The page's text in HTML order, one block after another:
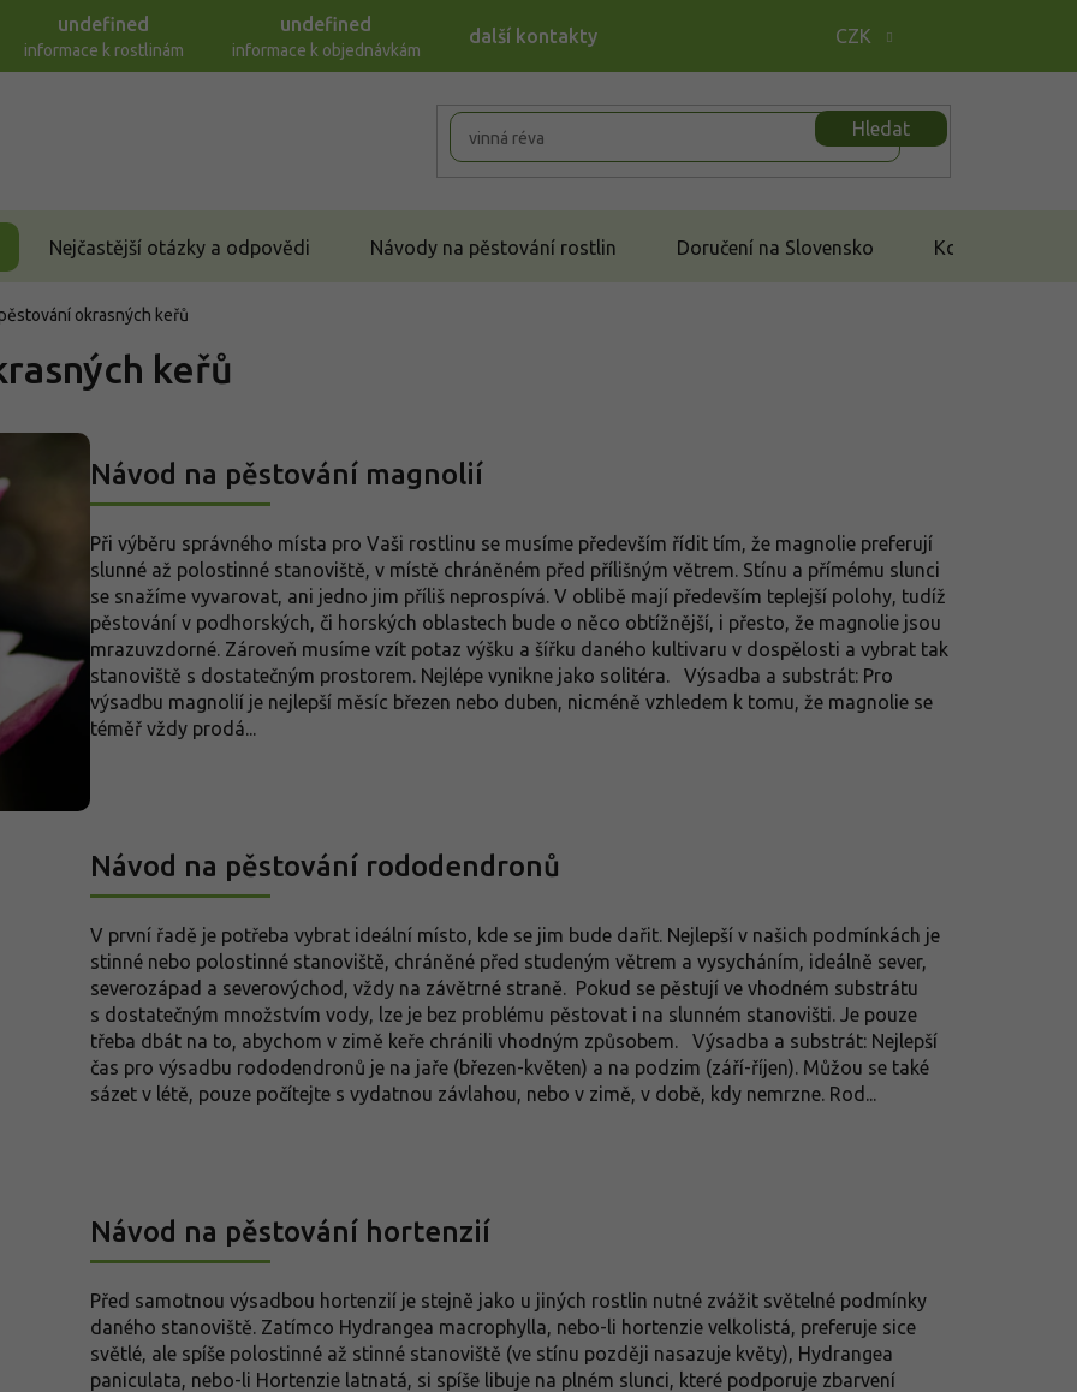
CZK
undefined
informace k rostlinám
undefined
informace k objednávkám
další kontakty
Hledat
Nejčastější otázky a odpovědi Návody na pěstování rostlin Doručení na Slovensko Kontakt
okrasných keřů
keřů
Návod na pěstování magnolií
Při výběru správného místa pro Vaši rostlinu se musíme především řídit tím, že magnolie preferují
slunné až polostinné stanoviště, v místě chráněném před přílišným větrem. Stínu a přímému slunci
se snažíme vyvarovat, ani jedno jim příliš neprospívá. V oblibě mají především teplejší polohy, tudíž
pěstování v podhorských, či horských oblastech bude o něco obtížnější, i přesto, že magnolie jsou
mrazuvzdorné. Zároveň musíme vzít potaz výšku a šířku daného kultivaru v dospělosti a vybrat tak
stanoviště s dostatečným prostorem. Nejlépe vynikne jako solitéra. Výsadba a substrát: Pro
výsadbu magnolií je nejlepší měsíc březen nebo duben, nicméně vzhledem k tomu, že magnolie se
téměř vždy prodá...
Návod na pěstování rododendronů
V první řadě je potřeba vybrat ideální místo, kde se jim bude dařit. Nejlepší v našich podmínkách je
stinné nebo polostinné stanoviště, chráněné před studeným větrem a vysycháním, ideálně sever,
severozápad a severovýchod, vždy na závětrné straně. Pokud se pěstují ve vhodném substrátu
s dostatečným množstvím vody, lze je bez problému pěstovat i na slunném stanovišti. Je pouze
třeba dbát na to, abychom v zimě keře chránili vhodným způsobem. Výsadba a substrát: Nejlepší
čas pro výsadbu rododendronů je na jaře (březen-květen) a na podzim (září-říjen). Můžou se také
sázet v létě, pouze počítejte s vydatnou závlahou, nebo v zimě, v době, kdy nemrzne. Rod...
Návod na pěstování hortenzií
Před samotnou výsadbou hortenzií je stejně jako u jiných rostlin nutné zvážit světelné podmínky
daného stanoviště. Zatímco Hydrangea macrophylla, nebo-li hortenzie velkolistá, preferuje sice
světlé, ale spíše polostinné až stinné stanoviště (ve stínu později nasazuje květy), Hydrangea
paniculata, nebo-li Hortenzie latnatá, si spíše libuje na plném slunci, které podporuje zbarvení